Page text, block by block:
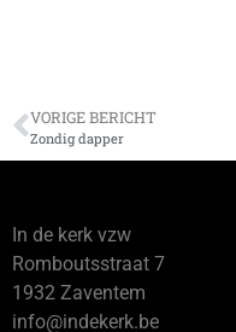
VORIGE BERICHT
Zondig dapper
In de kerk vzw
Romboutsstraat 7
1932 Zaventem
info@indekerk.be